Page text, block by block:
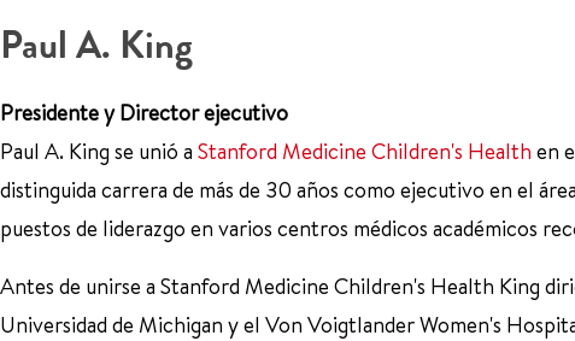
Paul A. King
Presidente y Director ejecutivo
Paul A. King se unió a Stanford Medicine Children's Health en
distinguida carrera de más de 30 años como ejecutivo en el
puestos de liderazgo en varios centros médicos académicos
Antes de unirse a Stanford Medicine Children's Health King
Universidad de Michigan y el Von Voigtlander Women's